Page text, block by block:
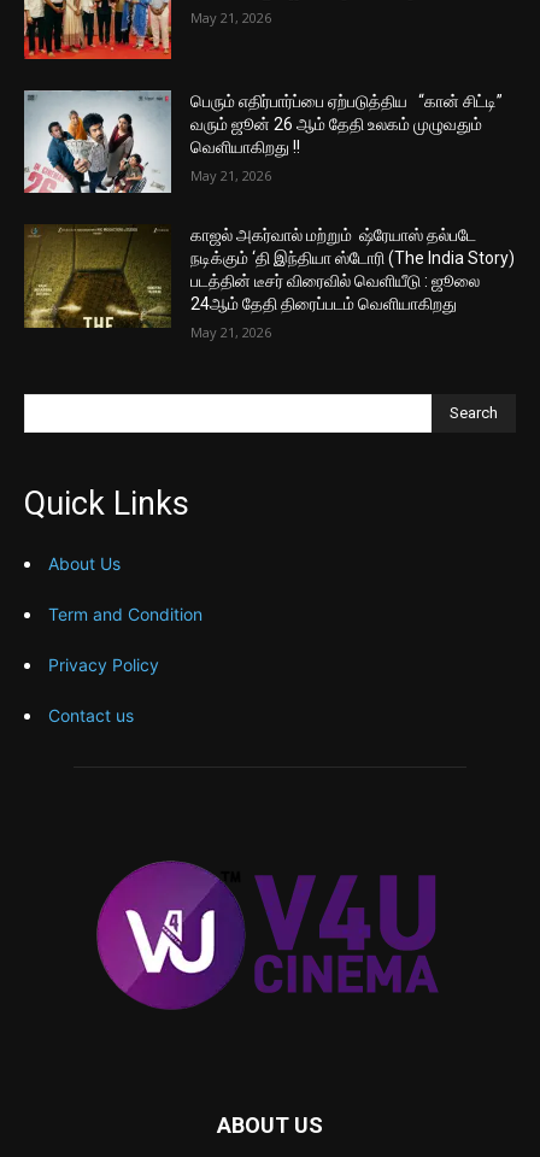
May 21, 2026
பெரும் எதிர்பார்ப்பை ஏற்படுத்திய “கான் சிட்டி”
வரும் ஜூன் 26 ஆம் தேதி உலகம் முழுவதும்
வெளியாகிறது !!
May 21, 2026
காஜல் அகர்வால் மற்றும் ஷ்ரேயாஸ் தல்படே
நடிக்கும் ‘தி இந்தியா ஸ்டோரி (The India Story)
படத்தின் டீசர் விரைவில் வெளியீடு : ஜூலை
24ஆம் தேதி திரைப்படம் வெளியாகிறது
May 21, 2026
Search
Quick Links
About Us
Term and Condition
Privacy Policy
Contact us
ABOUT US